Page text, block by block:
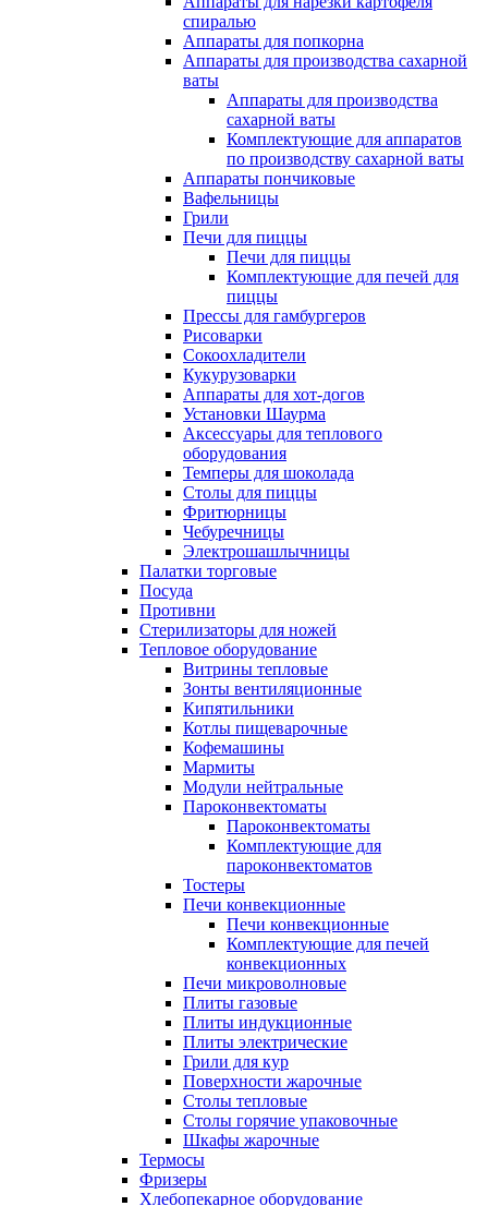
спиралью
Аппараты для попкорна
Аппараты для производства сахарной
ваты
Аппараты для производства
сахарной ваты
Комплектующие для аппаратов
по производству сахарной ваты
Аппараты пончиковые
Вафельницы
Грили
Печи для пиццы
Печи для пиццы
Комплектующие для печей для
пиццы
Прессы для гамбургеров
Рисоварки
Сокоохладители
Кукурузоварки
Аппараты для хот-догов
Установки Шаурма
Аксессуары для теплового
оборудования
Темперы для шоколада
Столы для пиццы
Фритюрницы
Чебуречницы
Электрошашлычницы
Палатки торговые
Посуда
Противни
Стерилизаторы для ножей
Тепловое оборудование
Витрины тепловые
Зонты вентиляционные
Кипятильники
Котлы пищеварочные
Кофемашины
Мармиты
Модули нейтральные
Пароконвектоматы
Пароконвектоматы
Комплектующие для
пароконвектоматов
Тостеры
Печи конвекционные
Печи конвекционные
Комплектующие для печей
конвекционных
Печи микроволновые
Плиты газовые
Плиты индукционные
Плиты электрические
Грили для кур
Поверхности жарочные
Столы тепловые
Столы горячие упаковочные
Шкафы жарочные
Термосы
Фризеры
Хлебопекарное оборудование